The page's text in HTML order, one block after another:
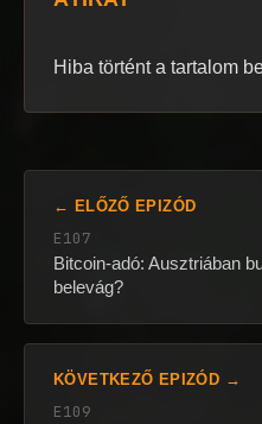
Hiba történt a tartalom
← ELŐZŐ EPIZÓD
E107
Bitcoin-adó: Ausztriában
belevág?
KÖVETKEZŐ EPIZÓD →
E109